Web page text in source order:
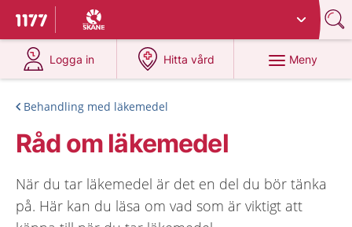
Till startsidan för 1177
Du har valt region
Logga in
på 1177.se
Hitta vård
på 1177.se
Meny
Behandling med läkemedel
Råd om läkemedel
När du tar läkemedel är det en del du bör tänka
på. Här kan du läsa om vad som är viktigt att